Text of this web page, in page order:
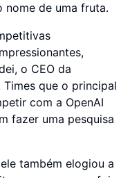
nome de uma fruta.
o CEO da
que o principal
com a OpenAI
fazer uma pesquisa
também elogiou a